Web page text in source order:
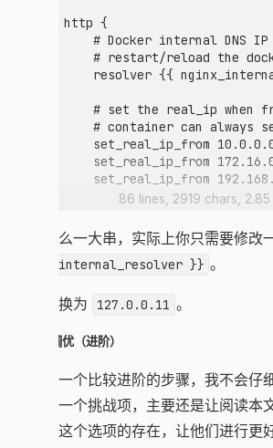
http {
# Docker internal DNS
# restart/reload the
resolver {{
# set the real_ip when
# container can always
set_real_ip_from
set_real_ip_from
set_real_ip_from
# and then apply soem
# HTTP upstream we
    #
    #
    #   "GET:text/html"
#   "POST:application/
    #
# You can see some
# https://regex101.com/
    #
# Learn more about
86 lines, 2919 chars, 2.85
看着这么一大串，实际上你只需要修改
nginx_internal_resolver }} 。
把它替换为 127.0.0.11 。
数据库调优（进阶）
这里是一个比较进阶的步骤，我不会仔
新手的一个挑战项，主要还是让阅读本
了解有这个选项的存在，让他们进行更